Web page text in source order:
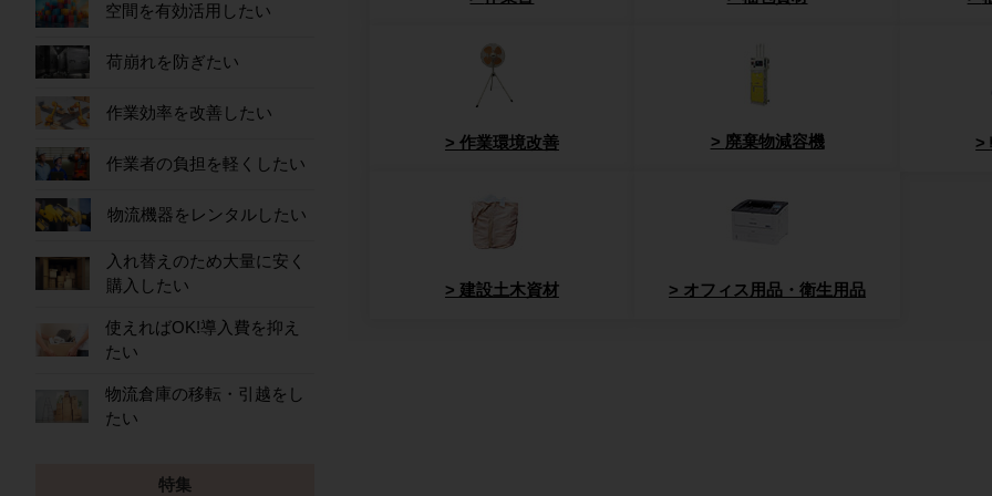
作業環境改善 廃棄物減容機
建設土木資材 オフィス用品・衛生用品
空間を有効活用したい
荷崩れを防ぎたい
作業効率を改善したい
作業者の負担を軽くしたい
物流機器をレンタルしたい
入れ替えのため大量に安く
購入したい
使えればOK!導入費を抑え
たい
物流倉庫の移転・引越をし
たい
特集